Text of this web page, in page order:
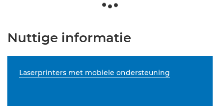
Nuttige informatie
Laserprinters met mobiele ondersteuning